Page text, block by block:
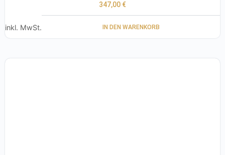
347,00 €
inkl. MwSt. IN DEN WARENKORB